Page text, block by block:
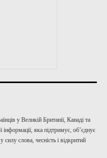
у Великій Британії, Канаді та
яка підтримує, об’єднує
слова, чесність і відкритий